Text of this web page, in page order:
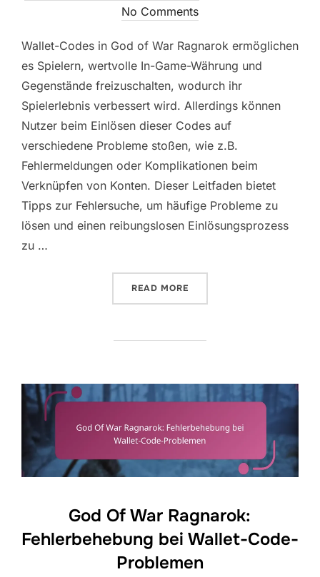
No Comments
Wallet-Codes in God of War Ragnarok ermöglichen
es Spielern, wertvolle In-Game-Währung und
Gegenstände freizuschalten, wodurch ihr
Spielerlebnis verbessert wird. Allerdings können
Nutzer beim Einlösen dieser Codes auf
verschiedene Probleme stoßen, wie z.B.
Fehlermeldungen oder Komplikationen beim
Verknüpfen von Konten. Dieser Leitfaden bietet
Tipps zur Fehlersuche, um häufige Probleme zu
lösen und einen reibungslosen Einlösungsprozess
zu …
READ MORE
God Of War Ragnarok:
Fehlerbehebung bei Wallet-Code-
Problemen